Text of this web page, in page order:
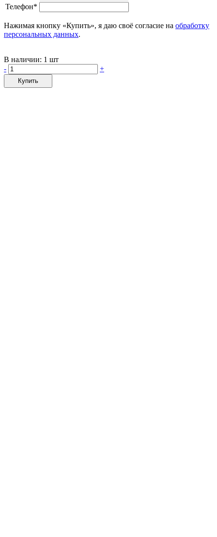
Телефон*
Нажимая кнопку «Купить», я даю своё согласие на обработку
персональных данных.
В наличии: 1 шт
-
+
Купить